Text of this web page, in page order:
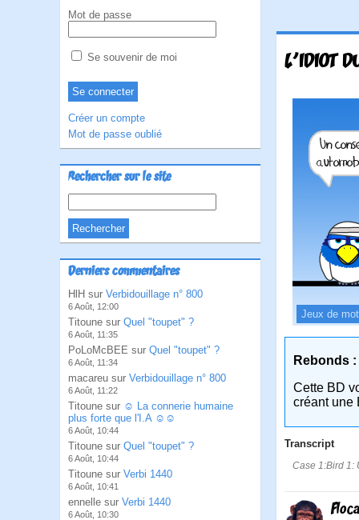
Mot de passe
Se souvenir de moi
Créer un compte
Mot de passe oublié
Rechercher sur le site
Derniers commentaires
HlH sur Verbidouillage n° 800
6 Août, 12:00
Titoune sur Quel "toupet" ?
6 Août, 11:35
PoLoMcBEE sur Quel "toupet" ?
6 Août, 11:34
macareu sur Verbidouillage n° 800
6 Août, 11:22
Titoune sur ☺ La connerie humaine
plus forte que l'I.A ☺☺
6 Août, 10:44
Titoune sur Quel "toupet" ?
6 Août, 10:44
Titoune sur Verbi 1440
6 Août, 10:41
ennelle sur Verbi 1440
6 Août, 10:30
L'IDIOT
Jeux de
Rebonds :
Cette BD
créant une
Transcript
Case 1:Bird 1: